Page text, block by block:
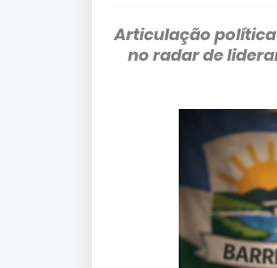
Articulação
no radar de